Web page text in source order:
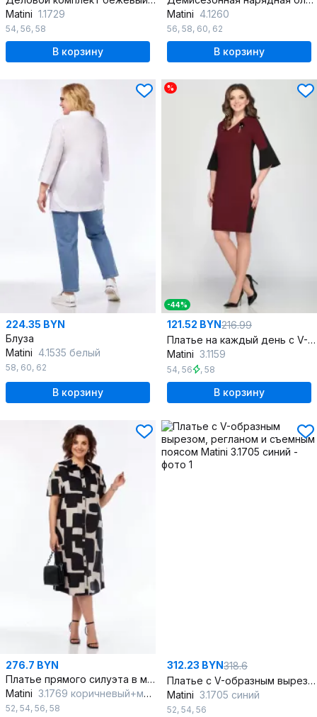
Matini 1.1729
54, 56, 58
В корзину
Matini 4.1260
56, 58, 60, 62
В корзину
224.35 BYN
Блуза
Matini 4.1535 белый
58, 60, 62
В корзину
%
-44%
121.52 BYN216.99
Платье на каждый день с V-образным вырезом и контрастной отделкой
Matini 3.1159
54, 56 , 58
В корзину
276.7 BYN
Платье прямого силуэта в мультиколоре с карманами
Matini 3.1769 коричневый+молоко
52, 54, 56, 58
312.23 BYN318.6
Платье с V-образным вырезом, регланом и съемным поясом
Matini 3.1705 синий
52, 54, 56